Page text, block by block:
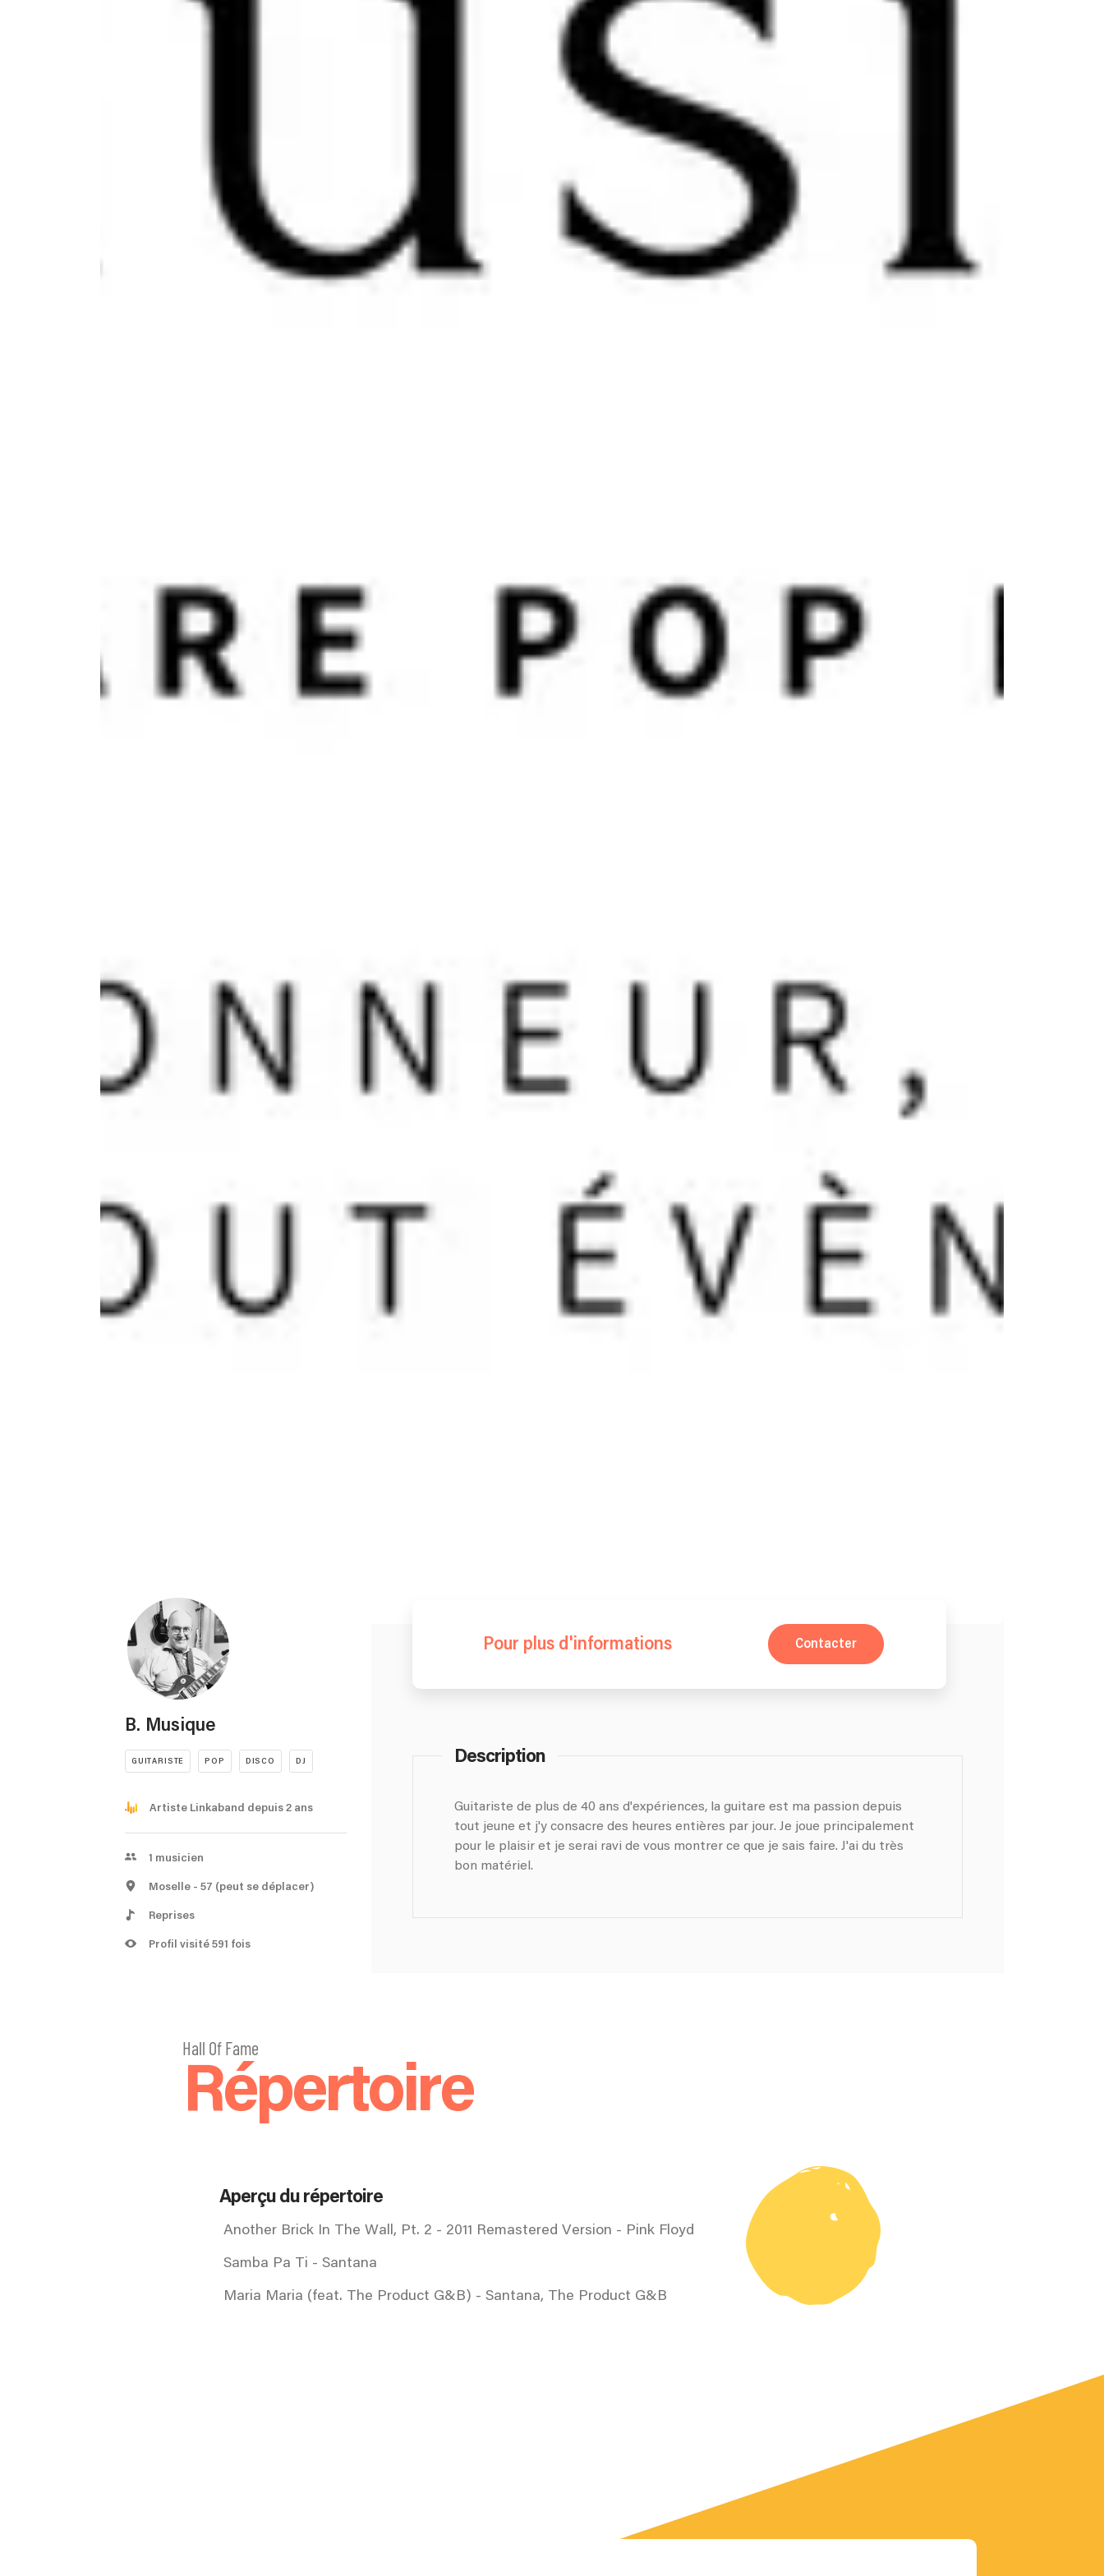
B. Musique
GUITARISTE POP DISCO DJ
Artiste Linkaband depuis 2 ans
1 musicien
Moselle - 57 (peut se déplacer)
Reprises
Profil visité 591 fois
Pour plus d'informations Contacter
Description
Guitariste de plus de 40 ans d'expériences, la guitare est ma passion depuis
tout jeune et j'y consacre des heures entières par jour. Je joue principalement
pour le plaisir et je serai ravi de vous montrer ce que je sais faire. J'ai du très
bon matériel.
Hall Of Fame
Répertoire
Aperçu du répertoire
Another Brick In The Wall, Pt. 2 - 2011 Remastered Version - Pink Floyd
Samba Pa Ti - Santana
Maria Maria (feat. The Product G&B) - Santana, The Product G&B